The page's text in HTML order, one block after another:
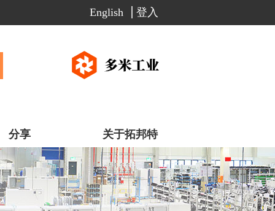
English 登入
分享 关于拓邦特